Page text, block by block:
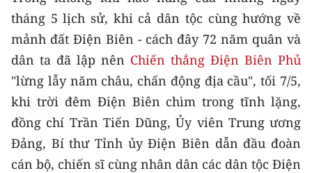
CHƯƠNG TRÌNH OCOP - MỖI XÃ
MỘT SẢN PHẨM
RADIO
MEDIA CENTER
E-Magazine
Video
tháng 5 lịch sử, khi cả dân tộc cùng hướng về
mảnh đất Điện Biên - cách đây 72 năm quân và
dân ta đã lập nên Chiến thắng Điện Biên Phủ
"lừng lẫy năm châu, chấn động địa cầu", tối 7/5,
khi trời đêm Điện Biên chìm trong tĩnh lặng,
đồng chí Trần Tiến Dũng, Ủy viên Trung ương
Đảng, Bí thư Tỉnh ủy Điện Biên dẫn đầu đoàn
cán bộ, chiến sĩ cùng nhân dân các dân tộc Điện